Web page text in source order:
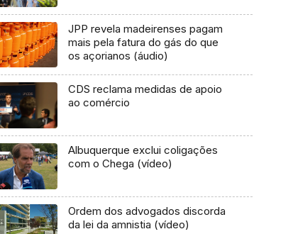
JPP revela madeirenses pagam
mais pela fatura do gás do que
os açorianos (áudio)
CDS reclama medidas de apoio
ao comércio
Albuquerque exclui coligações
com o Chega (vídeo)
Ordem dos advogados discorda
da lei da amnistia (vídeo)